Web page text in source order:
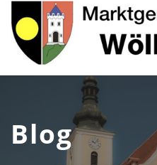
Blog